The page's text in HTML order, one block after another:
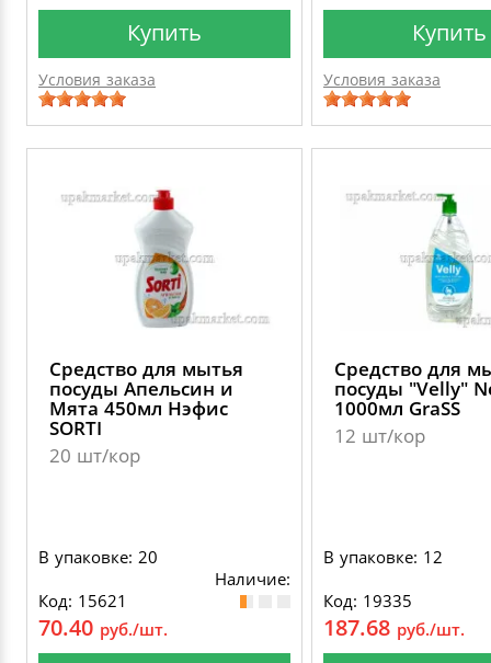
Купить
Условия заказа
Купить
Условия заказа
Средство для мытья
посуды Апельсин и
Мята 450мл Нэфис
SORTI
20 шт/кор
В упаковке: 20
Наличие:
Код: 15621
70.40 руб./шт.
Средство для
посуды "Velly"
1000мл GraSS
12 шт/кор
В упаковке: 12
Код: 19335
187.68 руб./шт.